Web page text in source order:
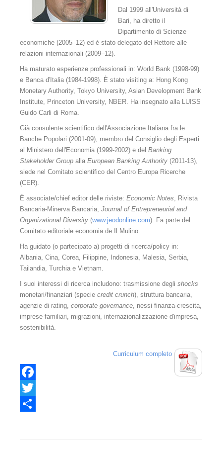
Collegi multidisciplinari
Gli arbitri
Elenco arbitri - Organigramma 2015 - 2020
Elenco arbitri - Organigramma 2025
Consulenti Tecnici T.A.B.
Il presidente
Il Vice Presidente
Il segretario
La segreteria
Comitato scientifico
Sede
Servizi TAB
Servizi di segreteria
Registro Consulenti Tecnici
Dal 1999 all'Università di
Bari, ha diretto il
Dipartimento di Scienze
economiche (2005–12) ed è stato delegato del Rettore alle
relazioni internazionali (2009–12).
Ha maturato esperienze professionali in: World Bank (1998-99)
e Banca d'Italia (1984-1998). È stato visiting a: Hong Kong
Monetary Authority, Tokyo University, Asian Development Bank
Institute, Princeton University, NBER. Ha insegnato alla LUISS
Guido Carli di Roma.
Già consulente scientifico dell'Associazione Italiana fra le
Banche Popolari (2001-09), membro del Consiglio degli Esperti
al Ministero dell'Economia (1999-2002) e del Banking
Stakeholder Group alla European Banking Authority (2011-13),
siede nel Comitato scientifico del Centro Europa Ricerche
(CER).
È associate/chief editor delle riviste: Economic Notes, Rivista
Bancaria-Minerva Bancaria, Journal of Entrepreneurial and
Organizational Diversity (www.jeodonline.com). Fa parte del
Comitato editoriale economia de Il Mulino.
Ha guidato (o partecipato a) progetti di ricerca/policy in:
Albania, Cina, Corea, Filippine, Indonesia, Malesia, Serbia,
Tailandia, Turchia e Vietnam.
I suoi interessi di ricerca includono: trasmissione degli shocks
monetari/finanziari (specie credit crunch), struttura bancaria,
agenzie di rating, corporate governance, nessi finanza-crescita,
imprese familiari, migrazioni, internazionalizzazione d'impresa,
sostenibilità.
Curriculum comp leto
Facebook
Twitter